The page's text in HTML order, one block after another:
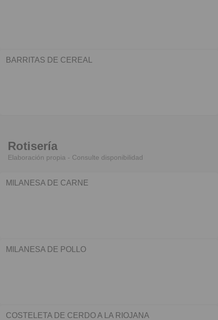
BARRITAS DE CEREAL
Rotisería
Elaboración propia - Consulte disponibilidad
MILANESA DE CARNE
MILANESA DE POLLO
COSTELETA DE CERDO A LA RIOJANA